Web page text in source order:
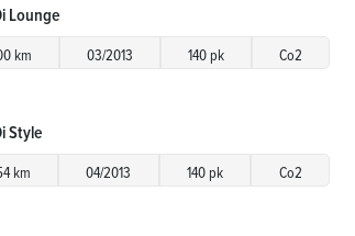
Lounge
km 03/2013 140 pk Co2
Style
km 04/2013 140 pk Co2